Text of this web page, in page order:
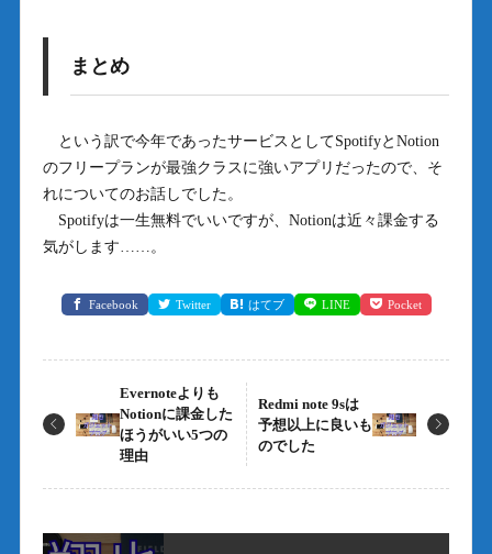
まとめ
という訳で今年であったサービスとしてSpotifyとNotion
のフリープランが最強クラスに強いアプリだったので、そ
れについてのお話しでした。
Spotifyは一生無料でいいですが、Notionは近々課金する
気がします……。
Facebook Twitter はてブ LINE Pocket
Evernoteよりも
Notionに課金した
ほうがいい5つの
理由
Redmi note 9sは
予想以上に良いも
のでした